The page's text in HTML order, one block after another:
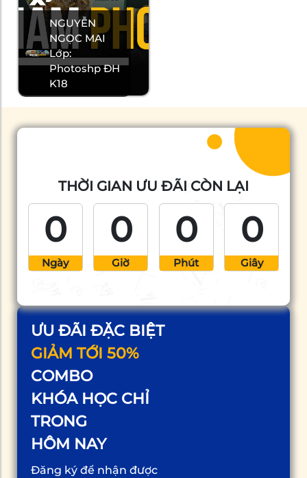
NGUYỄN
NGỌC MAI
Lớp:
Photoshp ĐH
K18
ƯU ĐÃI ĐẶC BIỆT
GIẢM TỚI 50%
COMBO
KHÓA HỌC CHỈ
TRONG
HÔM NAY
Đăng ký để nhận được
THỜI GIAN ƯU ĐÃI CÒN LẠI
0
Ngày
0
Giờ
0
Phút
0
Giây